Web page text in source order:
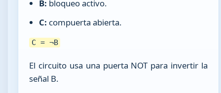
B: bloqueo activo.
C: compuerta abierta.
C = ¬B
El circuito usa una puerta NOT para invertir la
señal B.